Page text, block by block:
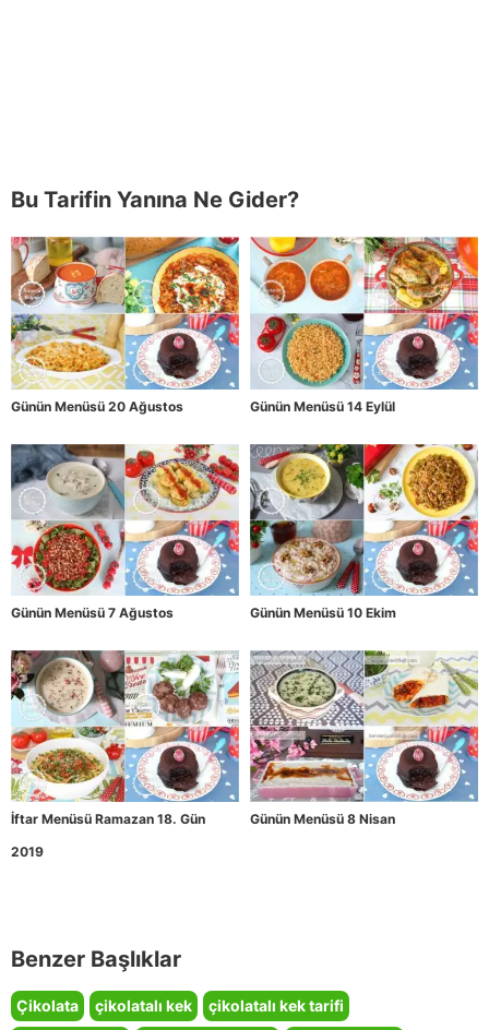
Bu Tarifin Yanına Ne Gider?
Günün Menüsü 20 Ağustos Günün Menüsü 14 Eylül
Günün Menüsü 7 Ağustos Günün Menüsü 10 Ekim
İftar Menüsü Ramazan 18. Gün
2019
Günün Menüsü 8 Nisan
Benzer Başlıklar
Çikolata çikolatalı kek çikolatalı kek tarifi